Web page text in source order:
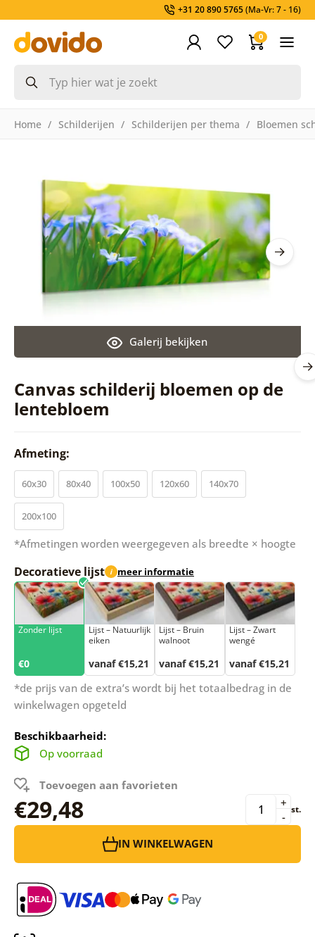
+31 20 890 5765(Ma-Vr: 7 - 16)
0
Home Schilderijen Schilderijen per thema Bloemen
Canvas schilderij bloemen op de
lentebloem
Galerij bekijken
Afmeting:
60x30 80x40 100x50 120x60 140x70
200x100
*Afmetingen worden weergegeven als breedte × hoogte
Decoratieve lijst i meer informatie
Zonder lijst
€0
Lijst – Natuurlijk
eiken
vanaf €15,21
Lijst – Bruin
walnoot
vanaf €15,21
Lijst – Zwart
wengé
vanaf €15,21
*de prijs van de extra’s wordt bij het totaalbedrag in de
winkelwagen opgeteld
Beschikbaarheid:
Op voorraad
Toevoegen aan favorieten
€29,48 -
+ st.
IN WINKELWAGEN